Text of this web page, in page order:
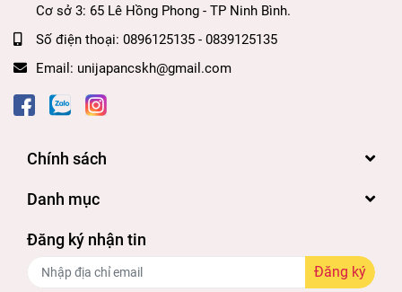
• Giữ chai xịt khoảng ở khoảng cách 30cm so với
da mặt và nhấn nút ở vòi xịt.
da.
• Có thể bảo quản ở ngăn mát tủ lạnh để tăng khả
khoái khi sử dụng.
• Xịt bất cứ thời điểm nào trong ngày khi cảm thấy
da khô căng, mệt mỏi.
Cơ sở 3: 65 Lê Hồng Phong - TP Ninh Bình.
Số điện thoại: 0896125135 - 0839125135
Email: unijapancskh@gmail.com
Chính sách
Danh mục
Đăng ký nhận tin
Đăng ký